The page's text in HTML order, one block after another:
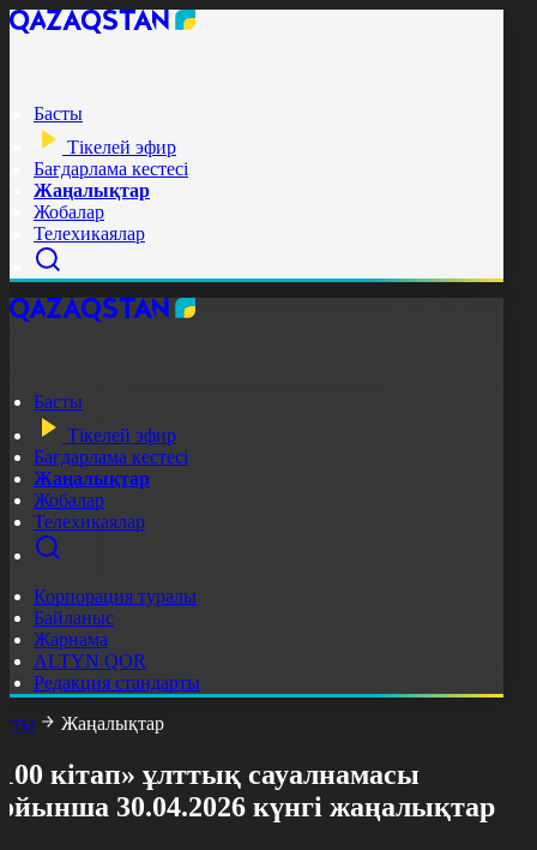
Басты
Тікелей эфир
Бағдарлама кестесі
Жаңалықтар
Жобалар
Телехикаялар
Басты
Тікелей эфир
Бағдарлама кестесі
Жаңалықтар
Жобалар
Телехикаялар
Корпорация туралы
Байланыс
Жарнама
ALTYN QOR
Редакция стандарты
Жаңалықтар
кітап» ұлттық сауалнамасы
30.04.2026 күнгі жаңалықтар